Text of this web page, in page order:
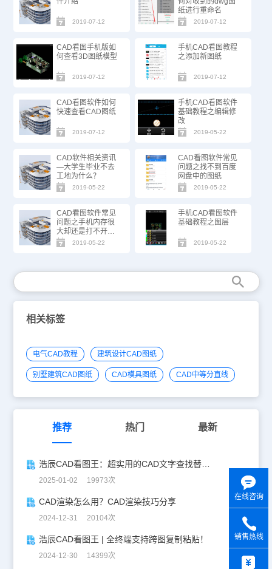
2019-07-12
纸进行重命名
2019-07-12
CAD看图手机版如
何查看3D图纸模型
2019-07-12
手机CAD看图教程
之添加新图纸
2019-07-12
CAD看图软件如何
快速查看CAD图纸
2019-07-12
手机CAD看图软件
基础教程之编辑修
改
2019-05-22
CAD软件相关资讯
—大学生毕业不去
工地为什么？
2019-05-22
CAD看图软件常见
问题之找不到百度
网盘中的图纸
2019-05-22
CAD看图软件常见
问题之手机内存很
大却还是打不开图
纸
2019-05-22
手机CAD看图软件
基础教程之图层
2019-05-22
相关标签
电气CAD教程 建筑设计CAD图纸
别墅建筑CAD图纸 CAD模具图纸 CAD中等分直线
推荐 热门 最新
浩辰CAD看图王：超实用的CAD文字查找替换技巧分享！
2025-01-02 19973次
CAD渲染怎么用？CAD渲染技巧分享
2024-12-31 20104次
浩辰CAD看图王 | 全终端支持跨图复制粘贴！
2024-12-30 14399次
在线咨询
销售热线